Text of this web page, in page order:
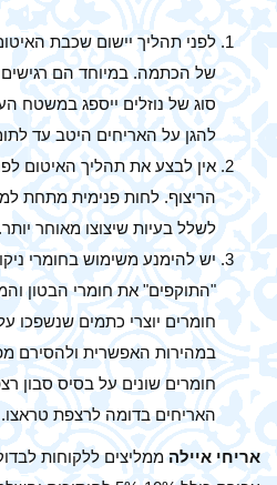
לפני תהליך יישום שכבת
של הכתמה. במיוחד הם רגישים
סוג של נוזלים ייספג במשטח
להגן על האריחים היטב עד
אין לבצע את תהליך האיטום
הריצוף. לחות פנימית מתחת
לשלל בעיות שיצוצו מאוחר
יש להימנע משימוש בחומרי
"התוקפים" את חומרי הבטון
חומרים יוצרי כתמים שנשפכו
במהירות האפשרית ולהסירם
חומרים שונים על בסיס סבון
האריחים בדומה לרצפת
אריחי איילהממליצים ללקוחות